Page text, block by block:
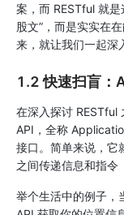
案，而 RESTful 就
股文”，而是实实在
来，就让我们一起深
1.2 快速扫盲：
在深入探讨 RESTful
API，全称
接口。简单来说，它
之间传递信息和指令
举个生活中的例子，